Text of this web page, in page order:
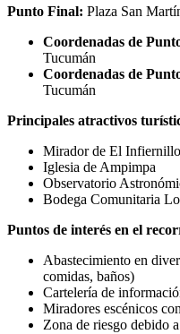
Punto Final: Plaza San
Coordenadas de
Tucumán
Coordenadas de
Tucumán
Principales atractivos
Mirador de El Infiernillo
Iglesia de Ampimpa
Observatorio
Bodega Comunitaria
Puntos de interés en el
Abastecimiento en
comidas, baños)
Cartelería de
Miradores escénicos
Zona de riesgo debido